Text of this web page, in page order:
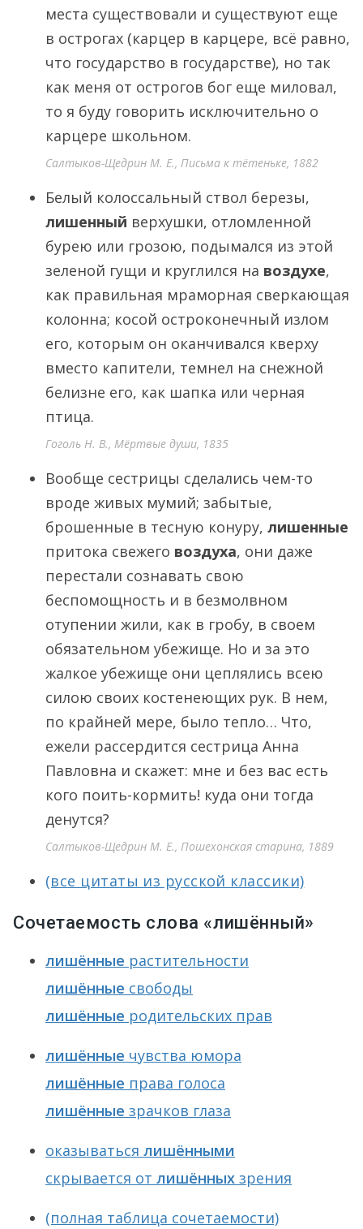
места существовали и существуют еще
в острогах (карцер в карцере, всё равно,
что государство в государстве), но так
как меня от острогов бог еще миловал,
то я буду говорить исключительно о
карцере школьном.
Салтыков-Щедрин М. Е., Письма к тётеньке, 1882
Белый колоссальный ствол березы,
лишенный верхушки, отломленной
бурею или грозою, подымался из этой
зеленой гущи и круглился на воздухе,
как правильная мраморная сверкающая
колонна; косой остроконечный излом
его, которым он оканчивался кверху
вместо капители, темнел на снежной
белизне его, как шапка или черная
птица.
Гоголь Н. В., Мёртвые души, 1835
Вообще сестрицы сделались чем-то
вроде живых мумий; забытые,
брошенные в тесную конуру, лишенные
притока свежего воздуха, они даже
перестали сознавать свою
беспомощность и в безмолвном
отупении жили, как в гробу, в своем
обязательном убежище. Но и за это
жалкое убежище они цеплялись всею
силою своих костенеющих рук. В нем,
по крайней мере, было тепло… Что,
ежели рассердится сестрица Анна
Павловна и скажет: мне и без вас есть
кого поить-кормить! куда они тогда
денутся?
Салтыков-Щедрин М. Е., Пошехонская старина, 1889
(все цитаты из русской классики)
Сочетаемость слова «лишённый»
лишённые растительности
лишённые свободы
лишённые родительских прав
лишённые чувства юмора
лишённые права голоса
лишённые зрачков глаза
оказываться лишёнными
скрывается от лишённых зрения
(полная таблица сочетаемости)